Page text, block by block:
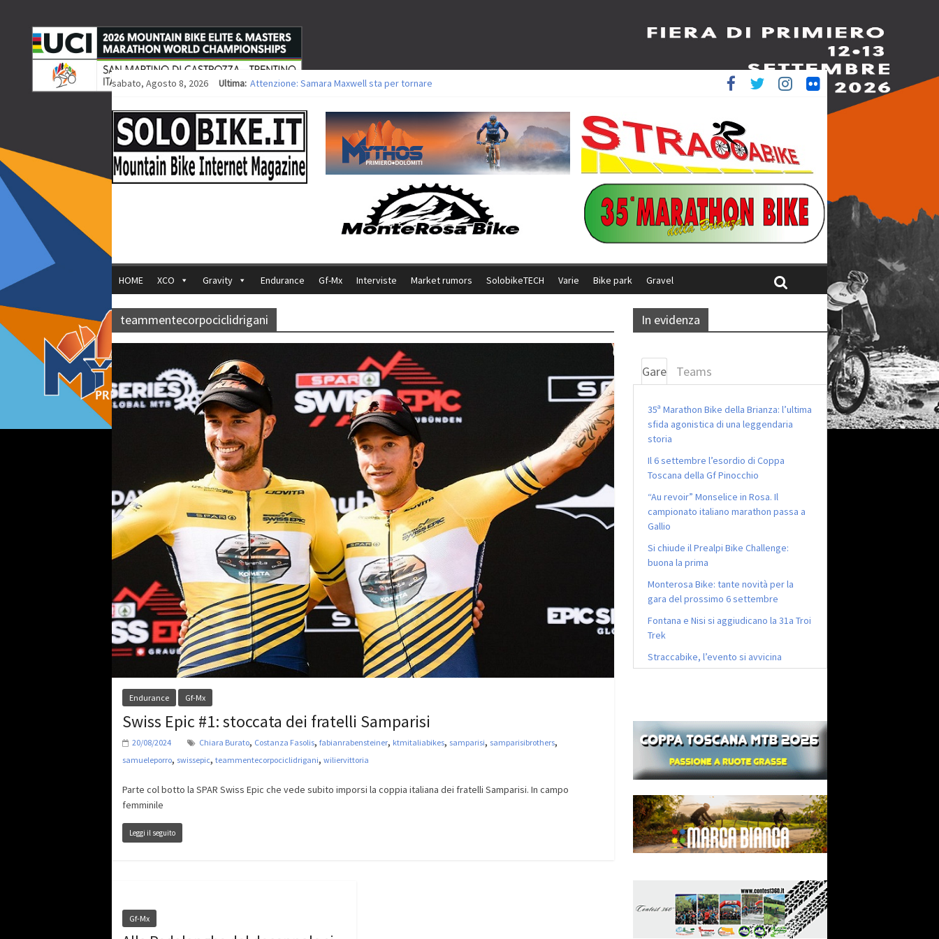
sabato, Agosto 8, 2026 Ultima: Attenzione: Samara Maxwell sta per tornare
Europei XCO: vittorie per Ghibaudo, Grossmann e Gallis. Signorelli 5^ la migliore tra gli italiani
35ª Marathon Bike della Brianza: l’ultima sfida agonistica di una leggendaria storia
Europei MTB: il Team Relay firma il secondo argento azzurro a Monteceneri
HOME XCO Gravity Endurance Gf-Mx Interviste Market rumors SolobikeTECH Varie Bike park Gravel
teammentecorpociclidrigani
Endurance Gf-Mx
Swiss Epic #1: stoccata dei fratelli Samparisi
20/08/2024 Chiara Burato, Costanza Fasolis, fabianrabensteiner, ktmitaliabikes, samparisi, samparisibrothers,
samueleporro, swissepic, teammentecorpociclidrigani, wiliervittoria
Parte col botto la SPAR Swiss Epic che vede subito imporsi la coppia italiana dei fratelli Samparisi. In campo
femminile
Leggi il seguito
Gf-Mx
In evidenza
Gare Teams
35ª Marathon Bike della Brianza: l’ultima
sfida agonistica di una leggendaria
storia
Il 6 settembre l’esordio di Coppa
Toscana della Gf Pinocchio
“Au revoir” Monselice in Rosa. Il
campionato italiano marathon passa a
Gallio
Si chiude il Prealpi Bike Challenge:
buona la prima
Monterosa Bike: tante novità per la
gara del prossimo 6 settembre
Fontana e Nisi si aggiudicano la 31a Troi
Trek
Straccabike, l’evento si avvicina